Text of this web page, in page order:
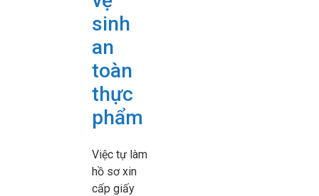
sinh
an
toàn
thực
phẩm
Việc tự làm
hồ sơ xin
cấp giấy